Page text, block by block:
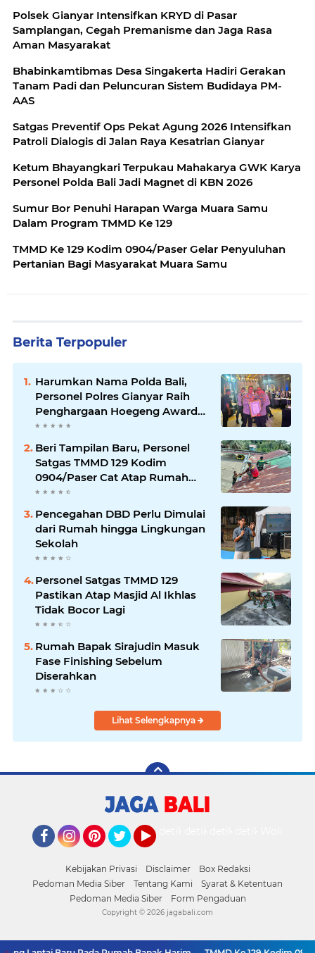
Polsek Gianyar Intensifkan KRYD di Pasar
Samplangan, Cegah Premanisme dan Jaga Rasa
Aman Masyarakat
Bhabinkamtibmas Desa Singakerta Hadiri Gerakan
Tanam Padi dan Peluncuran Sistem Budidaya PM-
AAS
Satgas Preventif Ops Pekat Agung 2026 Intensifkan
Patroli Dialogis di Jalan Raya Kesatrian Gianyar
Ketum Bhayangkari Terpukau Mahakarya GWK Karya
Personel Polda Bali Jadi Magnet di KBN 2026
Sumur Bor Penuhi Harapan Warga Muara Samu
Dalam Program TMMD Ke 129
TMMD Ke 129 Kodim 0904/Paser Gelar Penyuluhan
Pertanian Bagi Masyarakat Muara Samu
Berita Terpopuler
Harumkan Nama Polda Bali,
Personel Polres Gianyar Raih
Penghargaan Hoegeng Awards
2026
Beri Tampilan Baru, Personel
Satgas TMMD 129 Kodim
0904/Paser Cat Atap Rumah
Marbot
Pencegahan DBD Perlu Dimulai
dari Rumah hingga Lingkungan
Sekolah
Personel Satgas TMMD 129
Pastikan Atap Masjid Al Ikhlas
Tidak Bocor Lagi
Rumah Bapak Sirajudin Masuk
Fase Finishing Sebelum
Diserahkan
Lihat Selengkapnya
Kebijakan Privasi Disclaimer
Box Redaksi
Pedoman Media Siber
Tentang Kami
Syarat & Ketentuan
Pedoman Media Siber
Form Pengaduan
Copyright © 2026 jagabali.com